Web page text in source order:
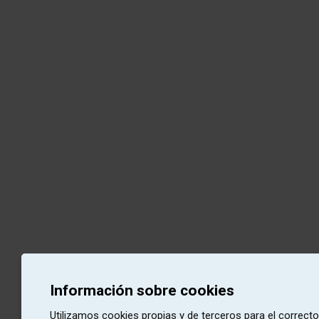
Información sobre cookies
Utilizamos cookies propias y de terceros para el